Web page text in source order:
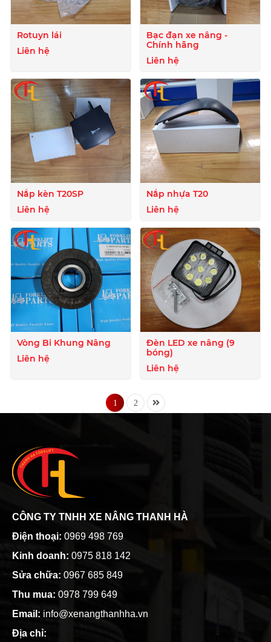
Rotuyn lái
Liên hệ
Bạc đạn xe nâng -
Chính hãng
Liên hệ
Nắp kèn T20SP
Liên hệ
Nắp nhựa T20
Liên hệ
Vòng Bi Khung Nâng
Liên hệ
Đèn LED xe nâng (9
bóng)
Liên hệ
1 2
CÔNG TY TNHH XE NÂNG THANH HÀ
Điện thoại: 0969 498 769
Kinh doanh: 0975 818 142
Sửa chữa: 0967 685 849
Thu mua: 0978 799 649
Email: info@xenangthanhha.vn
Địa chỉ: